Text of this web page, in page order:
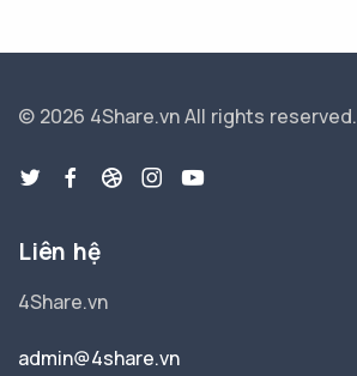
© 2026 4Share.vnAll rights reserved.
Liên hệ
4Share.vn
admin@4share.vn